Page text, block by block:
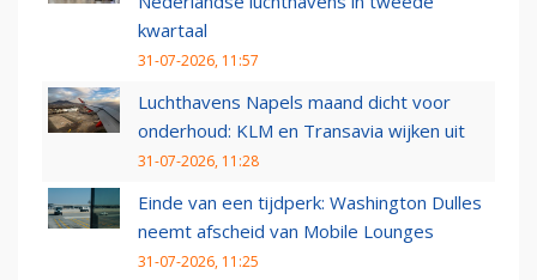
kwartaal
31-07-2026, 11:57
Luchthavens Napels maand dicht voor
onderhoud: KLM en Transavia wijken uit
31-07-2026, 11:28
Einde van een tijdperk: Washington Dulles
neemt afscheid van Mobile Lounges
31-07-2026, 11:25